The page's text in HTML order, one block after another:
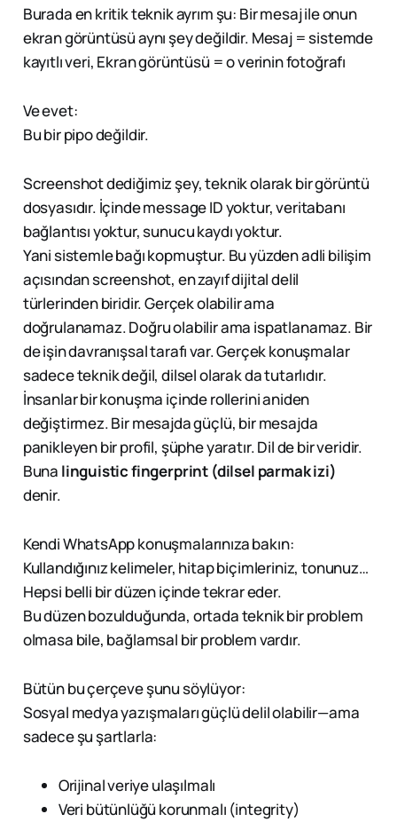
Burada en kritik teknik ayrım şu: Bir mesaj ile onun
ekran görüntüsü aynı şey değildir. Mesaj = sistemde
kayıtlı veri, Ekran görüntüsü = o verinin fotoğrafı
Ve evet:
Bu bir pipo değildir.
Screenshot dediğimiz şey, teknik olarak bir görüntü
dosyasıdır. İçinde message ID yoktur, veritabanı
bağlantısı yoktur, sunucu kaydı yoktur.
Yani sistemle bağı kopmuştur. Bu yüzden adli bilişim
açısından screenshot, en zayıf dijital delil
türlerinden biridir. Gerçek olabilir ama
doğrulanamaz. Doğru olabilir ama ispatlanamaz. Bir
de işin davranışsal tarafı var. Gerçek konuşmalar
sadece teknik değil, dilsel olarak da tutarlıdır.
İnsanlar bir konuşma içinde rollerini aniden
değiştirmez. Bir mesajda güçlü, bir mesajda
panikleyen bir profil, şüphe yaratır. Dil de bir veridir.
Buna linguistic fingerprint (dilsel parmak izi)
denir.
Kendi WhatsApp konuşmalarınıza bakın:
Kullandığınız kelimeler, hitap biçimleriniz, tonunuz…
Hepsi belli bir düzen içinde tekrar eder.
Bu düzen bozulduğunda, ortada teknik bir problem
olmasa bile, bağlamsal bir problem vardır.
Bütün bu çerçeve şunu söylüyor:
Sosyal medya yazışmaları güçlü delil olabilir—ama
sadece şu şartlarla:
Orijinal veriye ulaşılmalı
Veri bütünlüğü korunmalı (integrity)